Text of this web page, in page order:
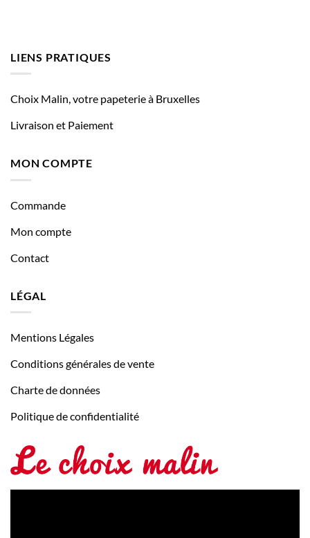
LIENS PRATIQUES
Choix Malin, votre papeterie à Bruxelles
Livraison et Paiement
MON COMPTE
Commande
Mon compte
Contact
LÉGAL
Mentions Légales
Conditions générales de vente
Charte de données
Politique de confidentialité